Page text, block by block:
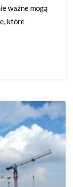
ważne mogą
które